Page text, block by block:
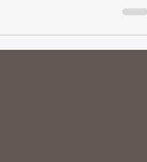
ァッションアナリスト...